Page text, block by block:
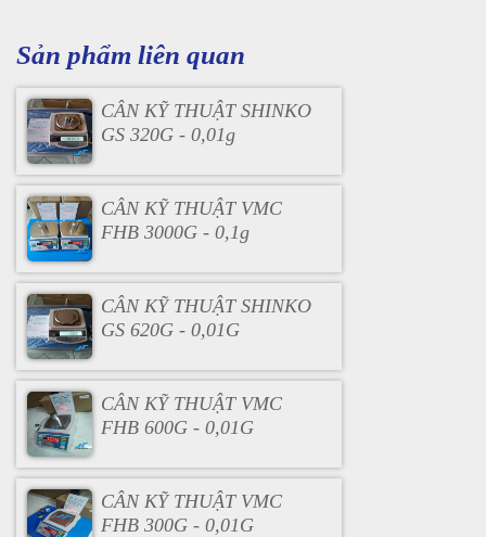
Sản phẩm liên quan
CÂN KỸ THUẬT SHINKO
GS 320G - 0,01g
CÂN KỸ THUẬT VMC
FHB 3000G - 0,1g
CÂN KỸ THUẬT SHINKO
GS 620G - 0,01G
CÂN KỸ THUẬT VMC
FHB 600G - 0,01G
CÂN KỸ THUẬT VMC
FHB 300G - 0,01G